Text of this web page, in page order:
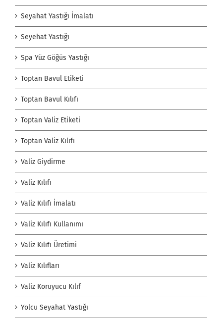
Seyahat Yastığı İmalatı
Seyehat Yastığı
Spa Yüz Göğüs Yastığı
Toptan Bavul Etiketi
Toptan Bavul Kılıfı
Toptan Valiz Etiketi
Toptan Valiz Kılıfı
Valiz Giydirme
Valiz Kılıfı
Valiz Kılıfı İmalatı
Valiz Kılıfı Kullanımı
Valiz Kılıfı Üretimi
Valiz Kılıfları
Valiz Koruyucu Kılıf
Yolcu Seyahat Yastığı